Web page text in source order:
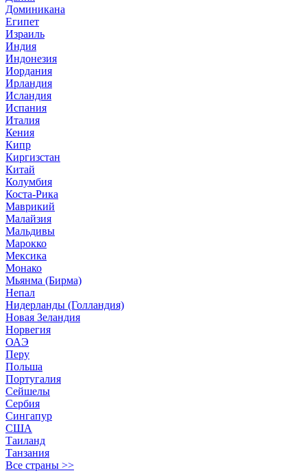
Доминикана
Египет
Израиль
Индия
Индонезия
Иордания
Ирландия
Исландия
Испания
Италия
Кения
Кипр
Киргизстан
Китай
Колумбия
Коста-Рика
Маврикий
Малайзия
Мальдивы
Марокко
Мексика
Монако
Мьянма (Бирма)
Непал
Нидерланды (Голландия)
Новая Зеландия
Норвегия
ОАЭ
Перу
Польша
Португалия
Сейшелы
Сербия
Сингапур
США
Таиланд
Танзания
Все страны >>